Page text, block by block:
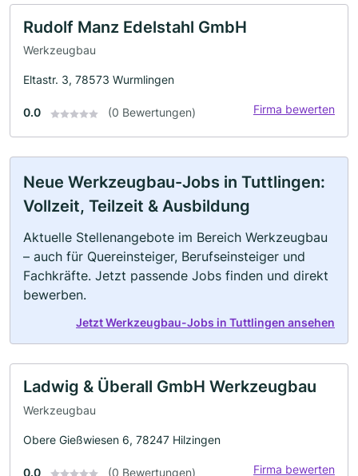
Rudolf Manz Edelstahl GmbH
Werkzeugbau
Eltastr. 3, 78573 Wurmlingen
0.0 (0 Bewertungen) Firma bewerten
Neue Werkzeugbau-Jobs in Tuttlingen:
Vollzeit, Teilzeit & Ausbildung
Aktuelle Stellenangebote im Bereich Werkzeugbau
– auch für Quereinsteiger, Berufseinsteiger und
Fachkräfte. Jetzt passende Jobs finden und direkt
bewerben.
Jetzt Werkzeugbau-Jobs in Tuttlingen ansehen
Ladwig & Überall GmbH Werkzeugbau
Werkzeugbau
Obere Gießwiesen 6, 78247 Hilzingen
0.0 (0 Bewertungen) Firma bewerten